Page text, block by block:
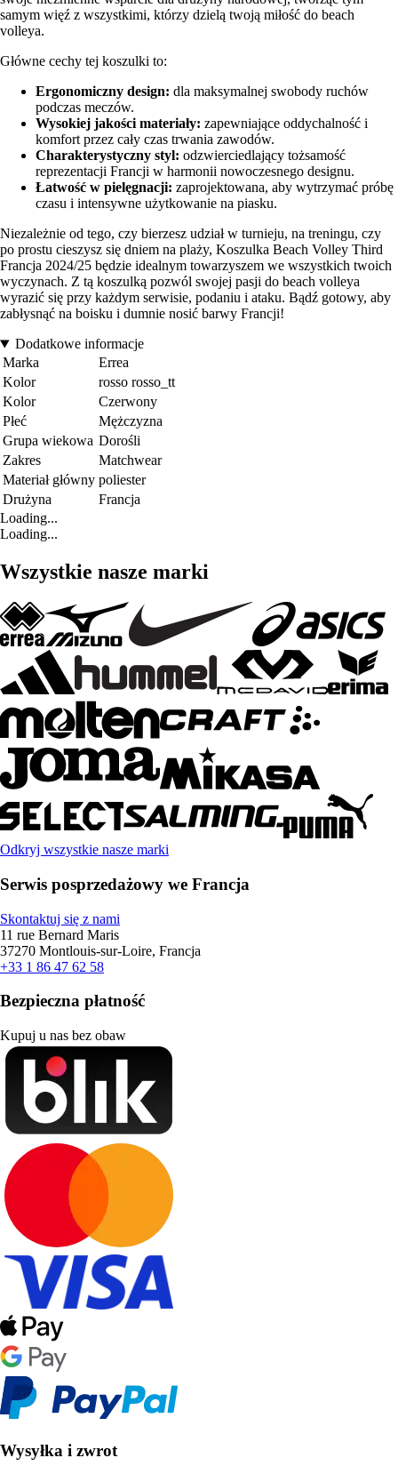
samym więź z wszystkimi, którzy dzielą twoją miłość do beach
volleya.
Główne cechy tej koszulki to:
Ergonomiczny design: dla maksymalnej swobody ruchów
podczas meczów.
Wysokiej jakości materiały: zapewniające oddychalność i
komfort przez cały czas trwania zawodów.
Charakterystyczny styl: odzwierciedlający tożsamość
reprezentacji Francji w harmonii nowoczesnego designu.
Łatwość w pielęgnacji: zaprojektowana, aby wytrzymać próbę
czasu i intensywne użytkowanie na piasku.
Niezależnie od tego, czy bierzesz udział w turnieju, na treningu, czy
po prostu cieszysz się dniem na plaży, Koszulka Beach Volley Third
Francja 2024/25 będzie idealnym towarzyszem we wszystkich twoich
wyczynach. Z tą koszulką pozwól swojej pasji do beach volleya
wyrazić się przy każdym serwisie, podaniu i ataku. Bądź gotowy, aby
zabłysnąć na boisku i dumnie nosić barwy Francji!
Dodatkowe informacje
Marka
Errea
Kolor
rosso rosso_tt
Kolor
Czerwony
Płeć
Mężczyzna
Grupa wiekowa Dorośli
Zakres
Matchwear
Materiał główny poliester
Drużyna
Francja
Loading...
Loading...
Wszystkie nasze marki
Odkryj wszystkie nasze marki
Serwis posprzedażowy we Francja
Skontaktuj się z nami
11 rue Bernard Maris
37270 Montlouis-sur-Loire, Francja
+33 1 86 47 62 58
Bezpieczna płatność
Kupuj u nas bez obaw
Wysyłka i zwrot